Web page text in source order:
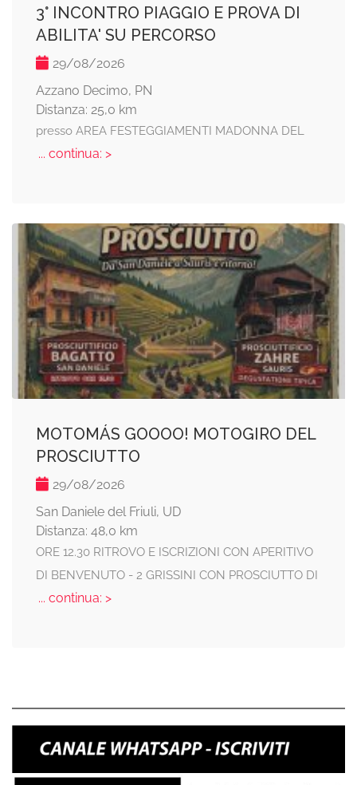
3° INCONTRO PIAGGIO E PROVA DI
ABILITA' SU PERCORSO
29/08/2026
Azzano Decimo, PN
Distanza: 25,0 km
presso AREA FESTEGGIAMENTI MADONNA DEL
... continua: >
MOTOMÁS GOOOO! MOTOGIRO DEL
PROSCIUTTO
29/08/2026
San Daniele del Friuli, UD
Distanza: 48,0 km
ORE 12.30 RITROVO E ISCRIZIONI CON APERITIVO
DI BENVENUTO - 2 GRISSINI CON PROSCIUTTO DI
... continua: >